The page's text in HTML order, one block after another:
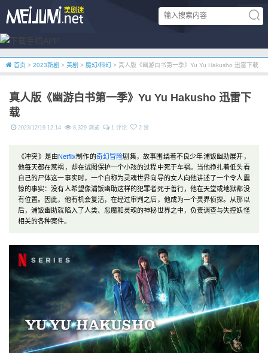
首页 > 2023新剧 > 美剧 > 魔幻/科幻 > 真人版《幽游白书第一季》Yu Yu Hakusho 迅雷下载
真人版《幽游白书第一季》Yu Yu Hakusho 迅雷下
载
2023/12/19 12:14 8,329 浏览 1 评论 2 赞
《冲突》是由Netflix制作的奇幻冒险剧集，故事围绕着不良少年浦饭幽助展开，
他每天都在惹祸，却在试图保护一个小孩的过程中死于车祸。当他挣扎着低头看
自己的尸体这一事实时，一个自称为灵魂世界向导的女人向他讲述了一个令人震
惊的事实：没有人希望像浦饭幽助这样的犯罪者死于善行，他在天堂或地狱都没
有位置。因此，他有机会复活，在经过审判之后，他成为一个灵界侦探。从那以
后，浦饭幽助就陷入了人类、恶魔和灵魂的神秘世界之中，负责调查与失控妖怪
相关的各种案件。